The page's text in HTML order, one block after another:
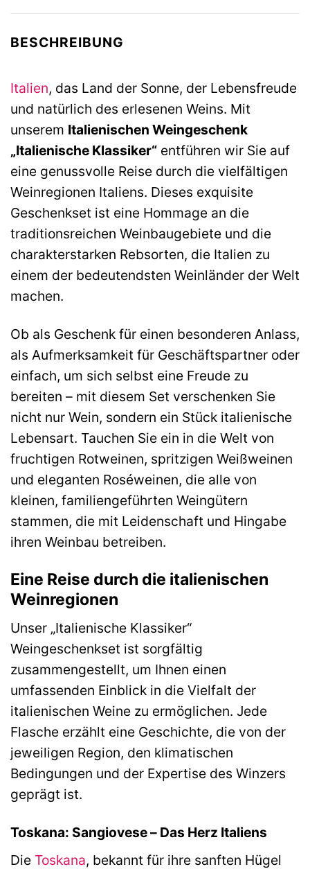
BESCHREIBUNG
Italien, das Land der Sonne, der Lebensfreude
und natürlich des erlesenen Weins. Mit
unserem Italienischen Weingeschenk
„Italienische Klassiker“ entführen wir Sie auf
eine genussvolle Reise durch die vielfältigen
Weinregionen Italiens. Dieses exquisite
Geschenkset ist eine Hommage an die
traditionsreichen Weinbaugebiete und die
charakterstarken Rebsorten, die Italien zu
einem der bedeutendsten Weinländer der Welt
machen.
Ob als Geschenk für einen besonderen Anlass,
als Aufmerksamkeit für Geschäftspartner oder
einfach, um sich selbst eine Freude zu
bereiten – mit diesem Set verschenken Sie
nicht nur Wein, sondern ein Stück italienische
Lebensart. Tauchen Sie ein in die Welt von
fruchtigen Rotweinen, spritzigen Weißweinen
und eleganten Roséweinen, die alle von
kleinen, familiengeführten Weingütern
stammen, die mit Leidenschaft und Hingabe
ihren Weinbau betreiben.
Eine Reise durch die italienischen
Weinregionen
Unser „Italienische Klassiker“
Weingeschenkset ist sorgfältig
zusammengestellt, um Ihnen einen
umfassenden Einblick in die Vielfalt der
italienischen Weine zu ermöglichen. Jede
Flasche erzählt eine Geschichte, die von der
jeweiligen Region, den klimatischen
Bedingungen und der Expertise des Winzers
geprägt ist.
Toskana: Sangiovese – Das Herz Italiens
Die Toskana, bekannt für ihre sanften Hügel